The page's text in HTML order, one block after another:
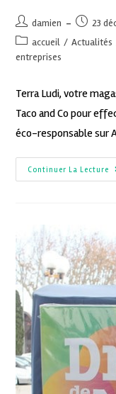
damien
23
accueil / Actualités
entreprises
Terra Ludi, votre
Taco and Co pour
éco-responsable sur
Continuer La Lecture